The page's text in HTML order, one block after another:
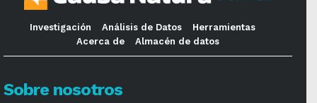
Investigación Análisis de Datos
Herramientas
Acerca de
Almacén de datos
Sobre nosotros